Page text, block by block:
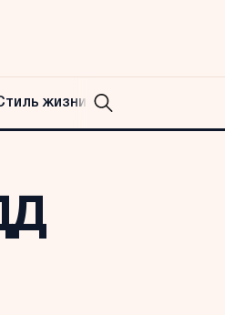
жизни